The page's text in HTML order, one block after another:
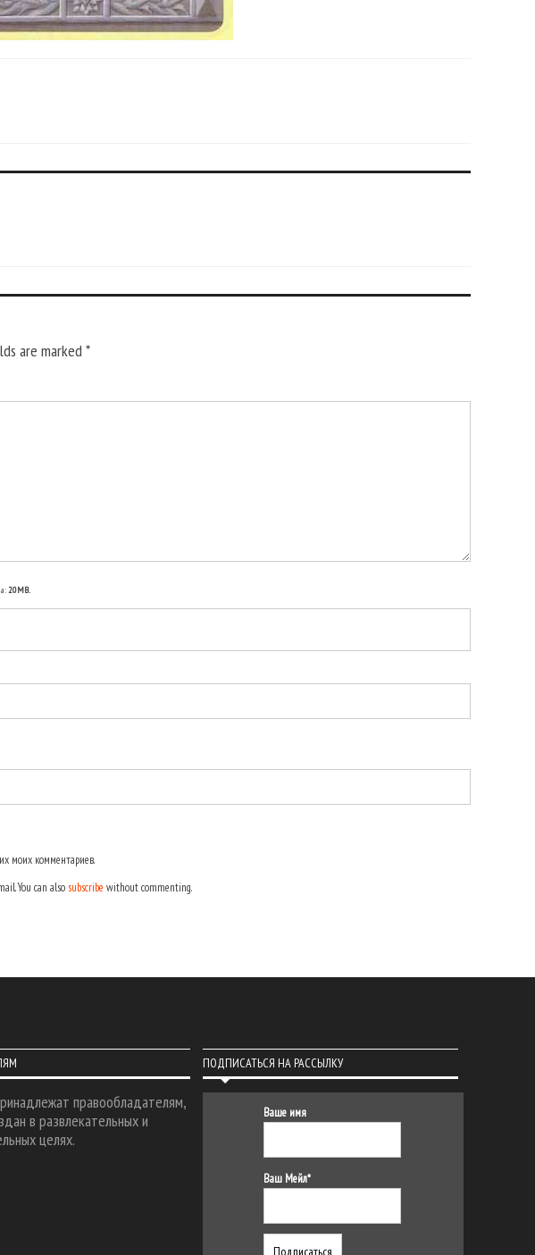
are marked*
20MB.
моих комментариев.
You can also subscribe without commenting.
правообладателям,
в развлекательных и
целях.
ПОДПИСАТЬСЯ НА РАССЫЛКУ
Ваше имя
Ваш Мейл*